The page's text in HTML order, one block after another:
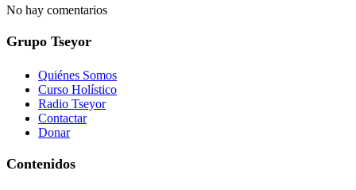
No hay comentarios
Grupo Tseyor
Quiénes Somos
Curso Holístico
Radio Tseyor
Contactar
Donar
Contenidos